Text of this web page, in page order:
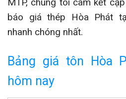
báo giá thép Hòa Phát
nhanh chóng nhất.
Bảng giá tôn Hòa
hôm nay